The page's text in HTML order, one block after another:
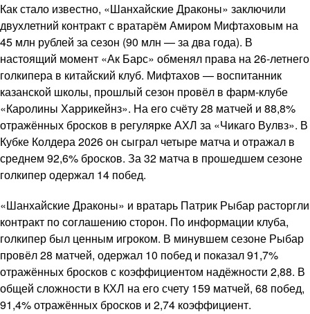
Как стало известно, «Шанхайские Драконы» заключили
двухлетний контракт с вратарём Амиром Мифтаховым на
45 млн рублей за сезон (90 млн — за два года). В
настоящий момент «Ак Барс» обменял права на 26-летнего
голкипера в китайский клуб. Мифтахов — воспитанник
казанской школы, прошлый сезон провёл в фарм-клубе
«Каролины Харрикейнз». На его счёту 28 матчей и 88,8%
отражённых бросков в регулярке АХЛ за «Чикаго Вулвз». В
Кубке Колдера 2026 он сыграл четыре матча и отражал в
среднем 92,6% бросков. За 32 матча в прошедшем сезоне
голкипер одержал 14 побед.
«Шанхайские Драконы» и вратарь Патрик Рыбар расторгли
контракт по соглашению сторон. По информации клуба,
голкипер был ценным игроком. В минувшем сезоне Рыбар
провёл 28 матчей, одержал 10 побед и показал 91,7%
отражённых бросков с коэффициентом надёжности 2,88. В
общей сложности в КХЛ на его счету 159 матчей, 68 побед,
91,4% отражённых бросков и 2,74 коэффициент.